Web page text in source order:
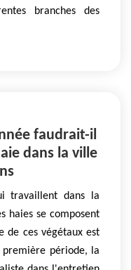
branches des
faudrait-il
dans la ville
travaillent dans la
haies se composent
de ces végétaux est
période, la